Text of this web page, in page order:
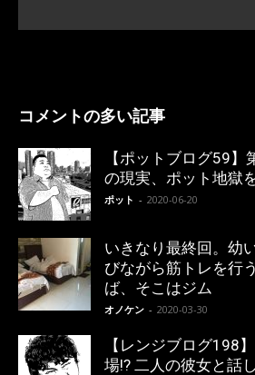
コメントの多い記事
【ポットブログ59
の現実、ポット地獄を
ポット - 2020-06-20
いきなり最終回。幼
びながら筋トレを行
ば、そこはジム
オノケン - 2020-03-30
【レンジブログ198
場!? 二人の彼女と話